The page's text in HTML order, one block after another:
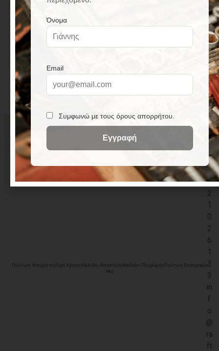
γυαλιστερό
άψογη κοπή rectificato
Σε μερικές περιπτώσεις ο χρωματισμός πλακιδίου
ενδέχεται να διαφέρει από την φωτογραφία.
Το προϊόν πωλείται σε συσκευασία κιβωτίου 1,44
m², 2 τεμάχια.
Πολιτική ΑπορρήτουΌροι Χρήσης Μέθοδοι Αποστολής Μέθοδοι Πληρωμής Πολιτική Επιστροφών
FAQ
+
0
2
3
2
1
0
2
6
1
3
3
in
f
o
@
ra
ft